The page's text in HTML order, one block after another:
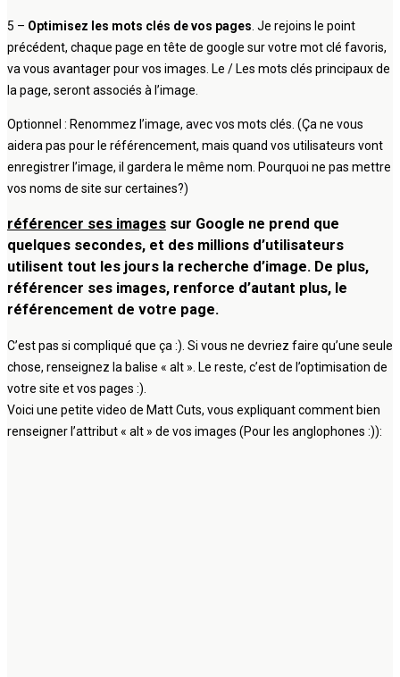
5 – Optimisez les mots clés de vos pages . Je rejoins le point
précédent, chaque page en tête de google sur votre mot clé favoris,
va vous avantager pour vos images. Le / Les mots clés principaux de
la page, seront associés à l’image.
Optionnel : Renommez l’image, avec vos mots clés. (Ça ne vous
aidera pas pour le référencement, mais quand vos utilisateurs vont
enregistrer l’image, il gardera le même nom. Pourquoi ne pas mettre
vos noms de site sur certaines?)
référencer ses images sur Google ne prend que
quelques secondes, et des millions d’utilisateurs
utilisent tout les jours la recherche d’image. De plus,
référencer ses images, renforce d’autant plus, le
référencement de votre page.
C’est pas si compliqué que ça :). Si vous ne devriez faire qu’une seule
chose, renseignez la balise « alt ». Le reste, c’est de l’optimisation de
votre site et vos pages :).
Voici une petite video de Matt Cuts, vous expliquant comment bien
renseigner l’attribut « alt » de vos images (Pour les anglophones :)):